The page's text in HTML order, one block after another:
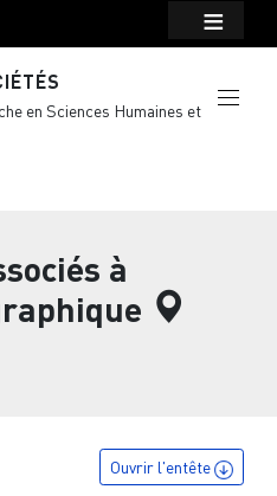
en Sciences Humaines et
à
Ouvrir l'entête